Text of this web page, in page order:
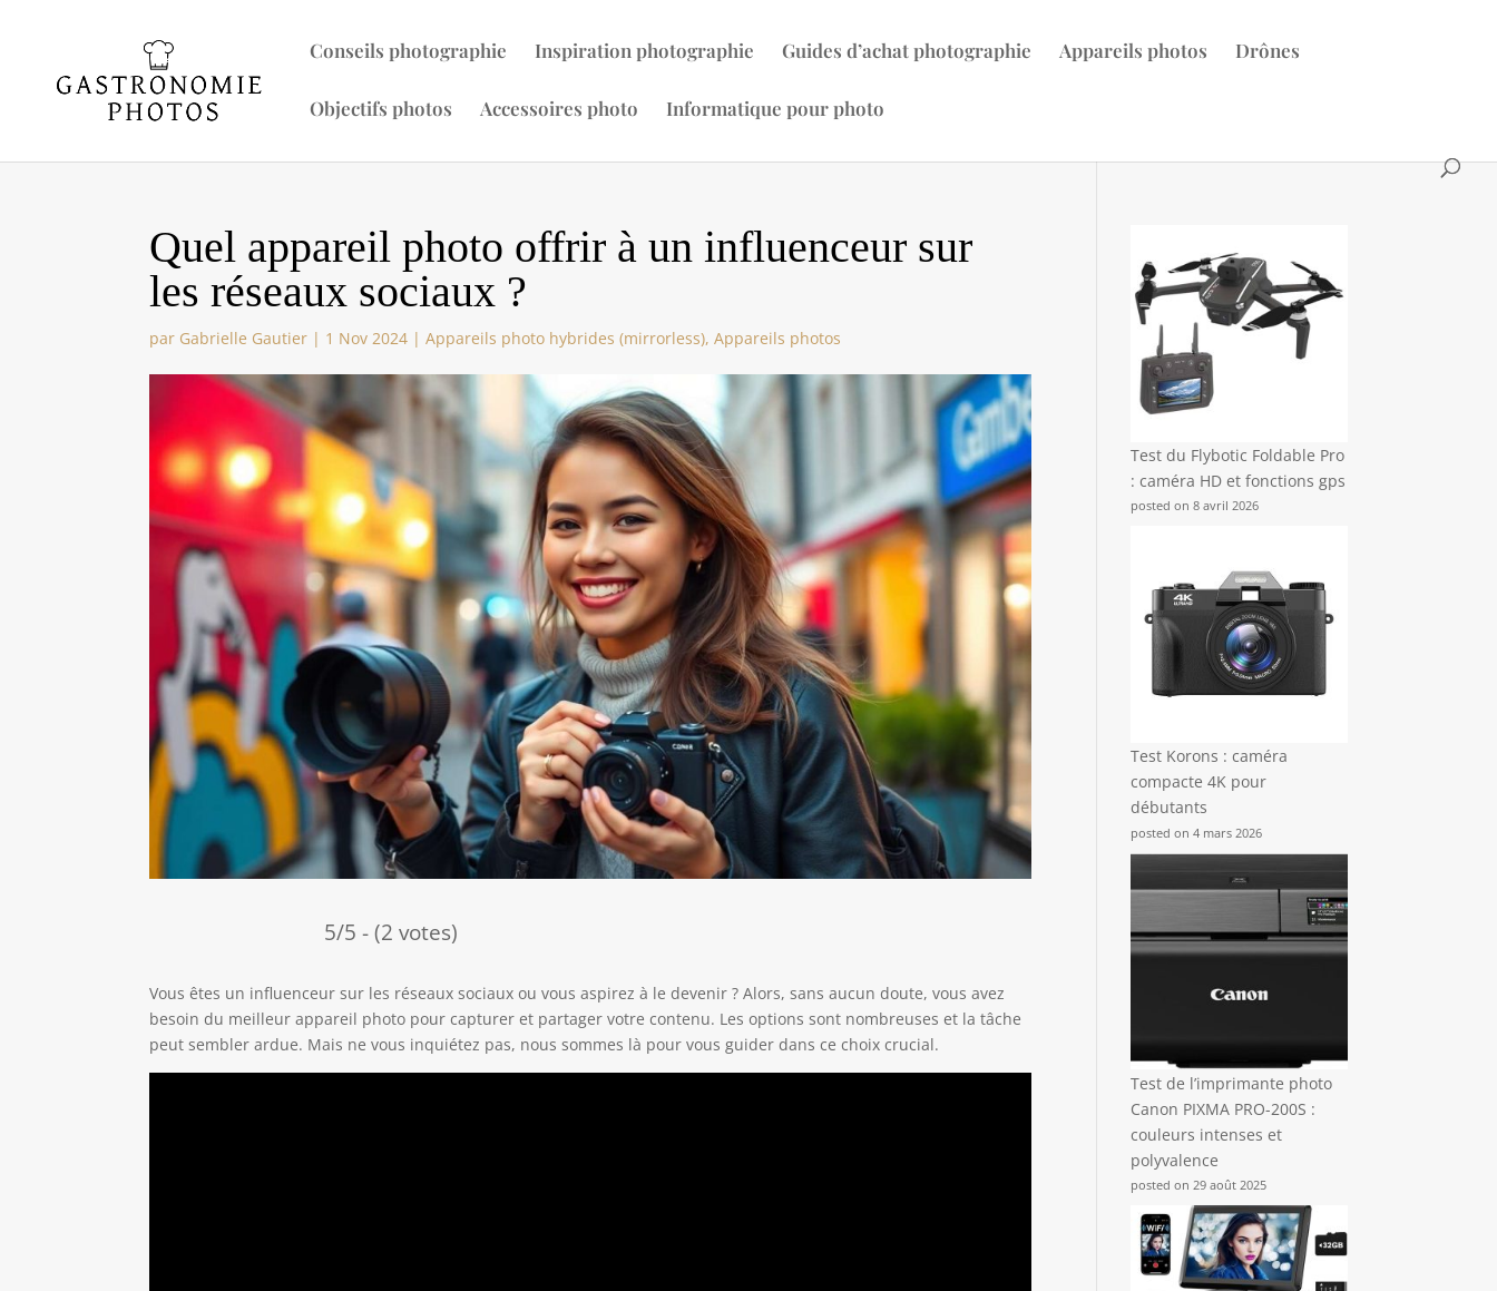
Conseils photographie Inspiration photographie Guides d’achat photographie Appareils photos Drônes
Objectifs photos Accessoires photo Informatique pour photo
Quel appareil photo offrir à un influenceur sur
les réseaux sociaux ?
par Gabrielle Gautier | 1 Nov 2024 |Appareils photo hybrides (mirrorless),Appareils photos
5/5 - (2 votes)
Vous êtes un influenceur sur les réseaux sociaux ou vous aspirez à le devenir ? Alors, sans aucun doute, vous avez
besoin du meilleur appareil photo pour capturer et partager votre contenu. Les options sont nombreuses et la tâche
peut sembler ardue. Mais ne vous inquiétez pas, nous sommes là pour vous guider dans ce choix crucial.
Test du Flybotic Foldable Pro
: caméra HD et fonctions gps
posted on 8 avril 2026
Test Korons : caméra
compacte 4K pour
débutants
posted on 4 mars 2026
Test de l’imprimante photo
Canon PIXMA PRO-200S :
couleurs intenses et
polyvalence
posted on 29 août 2025